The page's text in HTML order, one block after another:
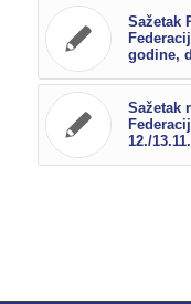
Sažetak
godine,
Sažetak
12./